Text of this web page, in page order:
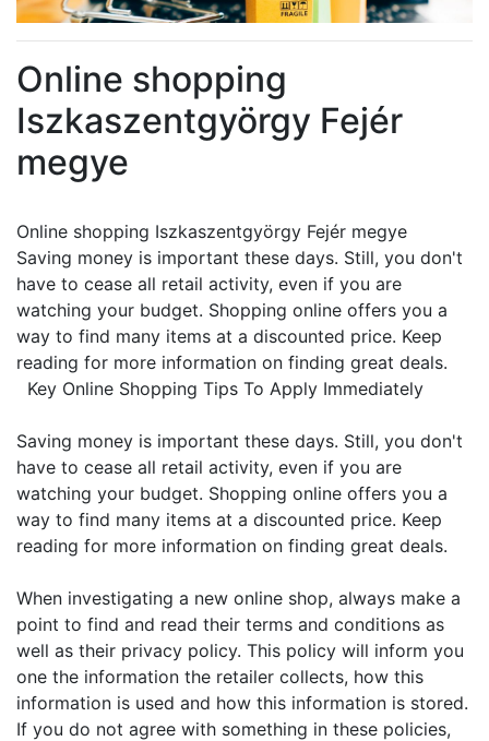
Online shopping
Iszkaszentgyörgy Fejér
megye
Online shopping Iszkaszentgyörgy Fejér megye
Saving money is important these days. Still, you don't
have to cease all retail activity, even if you are
watching your budget. Shopping online offers you a
way to find many items at a discounted price. Keep
reading for more information on finding great deals.
Key Online Shopping Tips To Apply Immediately
Saving money is important these days. Still, you don't
have to cease all retail activity, even if you are
watching your budget. Shopping online offers you a
way to find many items at a discounted price. Keep
reading for more information on finding great deals.
When investigating a new online shop, always make a
point to find and read their terms and conditions as
well as their privacy policy. This policy will inform you
one the information the retailer collects, how this
information is used and how this information is stored.
If you do not agree with something in these policies,